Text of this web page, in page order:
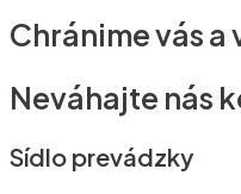
Chránime vás a
Neváhajte nás
Sídlo prevádzky